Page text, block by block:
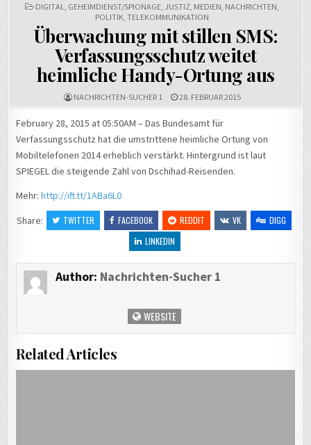
POSTED
DIGITAL, GEHEIMDIENST/SPIONAGE, JUSTIZ, MEDIEN, NACHRICHTEN,
POLITIK, TELEKOMMUNIKATION
Überwachung mit stillen SMS:
Verfassungsschutz weitet
heimliche Handy-Ortung aus
NACHRICHTEN-SUCHER 1 28. FEBRUAR 2015
February 28, 2015 at 05:50AM – Das Bundesamt für
Verfassungsschutz hat die umstrittene heimliche Ortung von
Mobiltelefonen 2014 erheblich verstärkt. Hintergrund ist laut
SPIEGEL die steigende Zahl von Dschihad-Reisenden.
Mehr:http://ift.tt/1ABa6L0
Share:
TWITTER FACEBOOK REDDIT VK
DIGG
LINKEDIN
Author: Nachrichten-Sucher 1
WEBSITE
Related Articles